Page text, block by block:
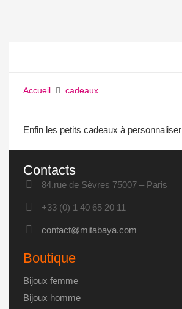
Accueil cadeaux
Enfin les petits cadeaux à personnaliser
Contacts
84,rue de Sèvres 75007 – Paris
+33 (0) 1 40 65 20 11
contact@mitabaya.com
Boutique
Bijoux femme
Bijoux homme